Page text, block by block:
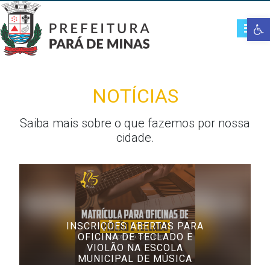
NOTÍCIAS
Saiba mais sobre o que fazemos por nossa
cidade.
INSCRIÇÕES ABERTAS PARA
OFICINA DE TECLADO E
VIOLÃO NA ESCOLA
MUNICIPAL DE MÚSICA